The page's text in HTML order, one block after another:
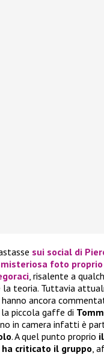
sui social di
foto proprio
, risalente a
la teoria. Tuttavia
ancora
piccola gaffe di
in camera infatti è
. A quel punto proprio
ha criticato il gruppo ,